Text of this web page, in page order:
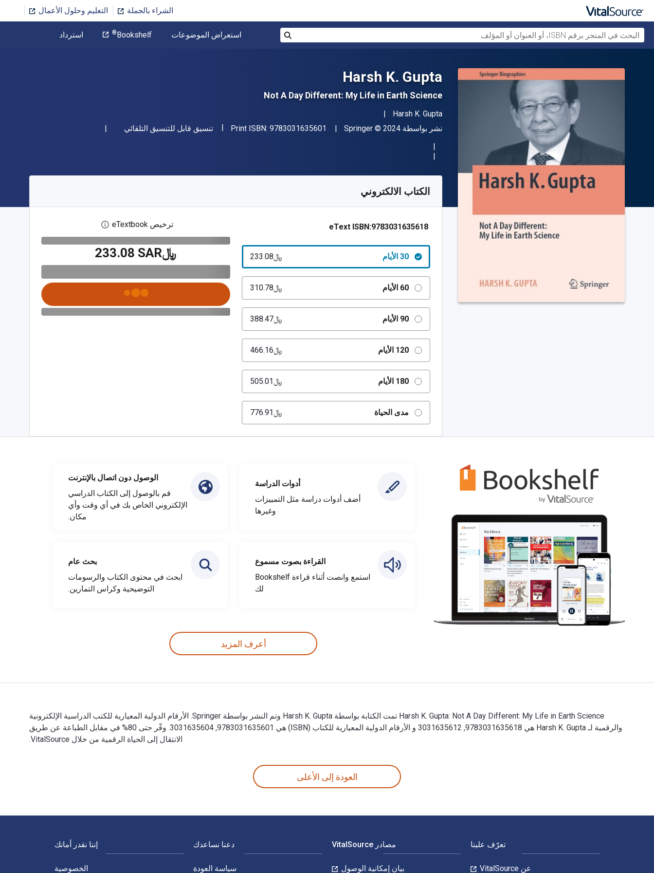
الشراء بالجملة التعليم وحلول الأعمال
البحث في المتجر برقم ISBN، أو العنوان أو المؤلفاستعراض الموضوعات Bookshelf
® استرداد
Harsh K. Gupta
Not A Day Different: My Life in Earth Science
المؤلف (المؤلفون)
Harsh K. Gupta
الناشر
نشر بواسطة Springer
حقوق الطبع والنشر © 2024
Print ISBN: 9783031635601 شكل
تنسيق قابل للتنسيق التلقائي
9783031635618R30
الكتاب الالكتروني
eText ISBN:9783031635618
30 الأيام ﷼‎233.08
60 الأيام ﷼‎310.78
90 الأيام ﷼‎388.47
120 الأيام ﷼‎466.16
180 الأيام ﷼‎505.01
مدى الحياة ﷼‎776.91
ترخيص eTextbook افتح مربع حوار الترخيص
﷼‎233.08 SAR
أدوات الدراسة
أضف أدوات دراسة مثل التمييزات
وغيرها
القراءة بصوت مسموع
استمع وانصت أثناء قراءة Bookshelf
لك
الوصول دون اتصال بالإنترنت
قم بالوصول إلى الكتاب الدراسي
الإلكتروني الخاص بك في أي وقت وأي
مكان.
بحث عام
ابحث في محتوى الكتاب والرسومات
التوضيحية وكراس التمارين.
أعرف المزيد
Harsh K. Gupta: Not A Day Different: My Life in Earth Science تمت الكتابة بواسطة Harsh K. Gupta وتم النشر بواسطة Springer. الأرقام الدولية المعيارية للكتب الدراسية الإلكترونية
والرقمية لـ Harsh K. Gupta هي 9783031635618, 3031635612 و الأرقام الدولية المعيارية للكتاب (ISBN) هي 9783031635601, 3031635604. وفّر حتى 80% في مقابل الطباعة عن طريق
الانتقال إلى الحياة الرقمية من خلال VitalSource.
العودة إلى الأعلى
تعرّف علينا
عن VitalSource
مصادر VitalSource
بيان إمكانية الوصول
دعنا نساعدك
سياسة العودة
إننا نقدر أمانك
الخصوصية